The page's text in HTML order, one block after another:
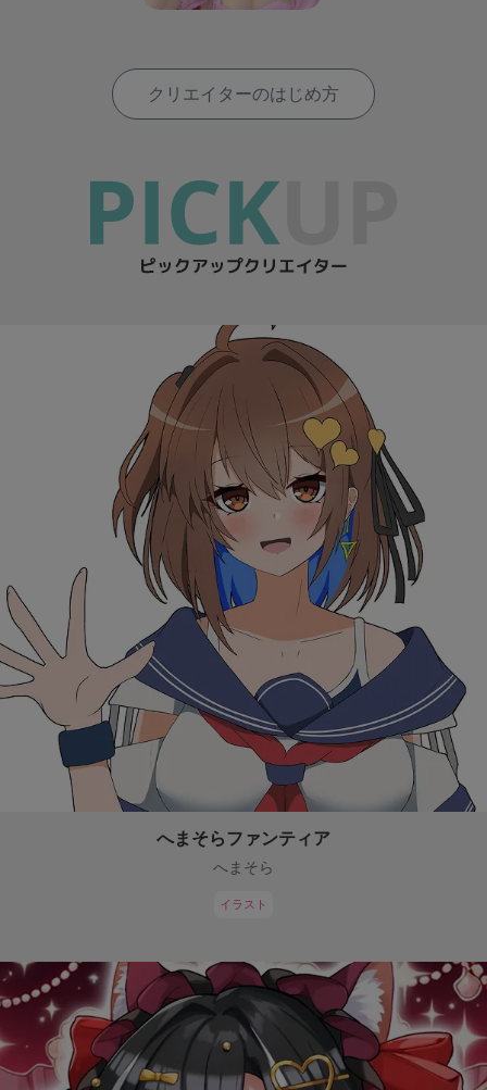
クリエイターのはじめ方
へまそらファンティア
へまそら
イラスト